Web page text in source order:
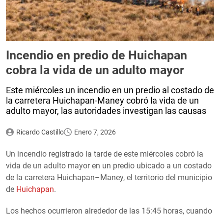
Incendio en predio de Huichapan
cobra la vida de un adulto mayor
Este miércoles un incendio en un predio al costado de
la carretera Huichapan-Maney cobró la vida de un
adulto mayor, las autoridades investigan las causas
Ricardo Castillo Enero 7, 2026
Un incendio registrado la tarde de este miércoles cobró la
vida de un adulto mayor en un predio ubicado a un costado
de la carretera Huichapan–Maney, el territorio del municipio
de Huichapan.
Los hechos ocurrieron alrededor de las 15:45 horas, cuando